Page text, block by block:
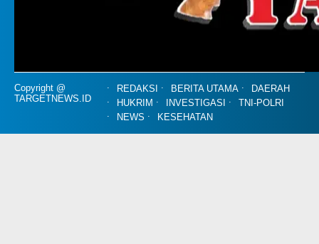
Copyright @
TARGETNEWS.ID
REDAKSI BERITA UTAMA
DAERAH
HUKRIM
INVESTIGASI
TNI-POLRI
NEWS
KESEHATAN